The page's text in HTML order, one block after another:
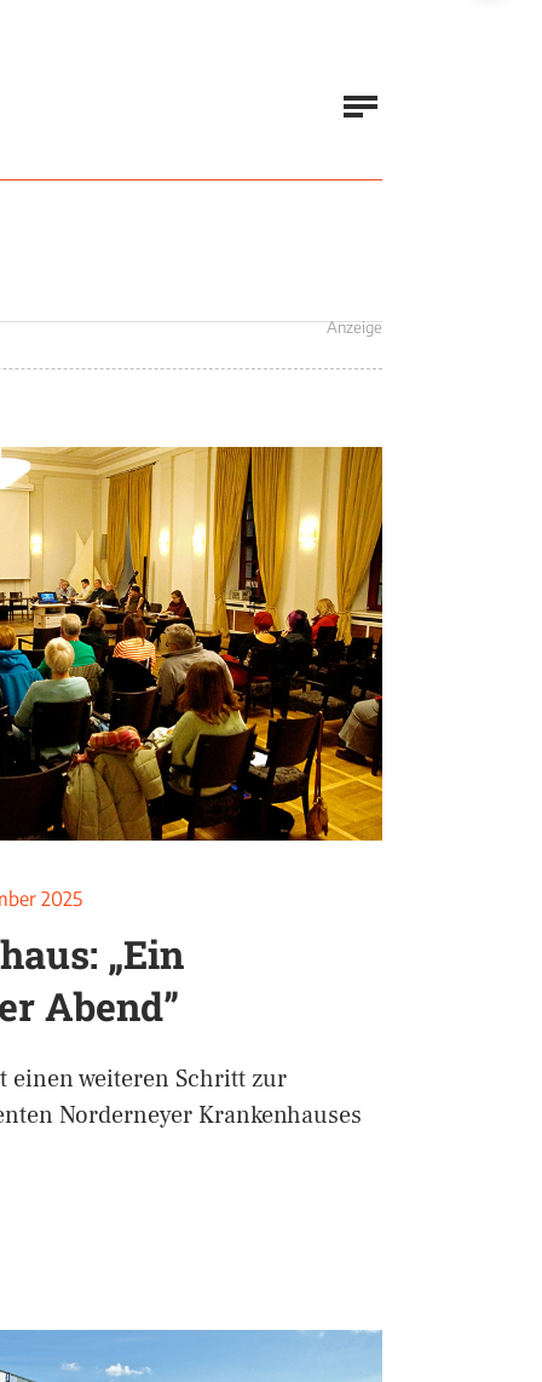
2025
„Ein
Abend”
einen weiteren Schritt zur
Norderneyer Krankenhauses
Anzeige